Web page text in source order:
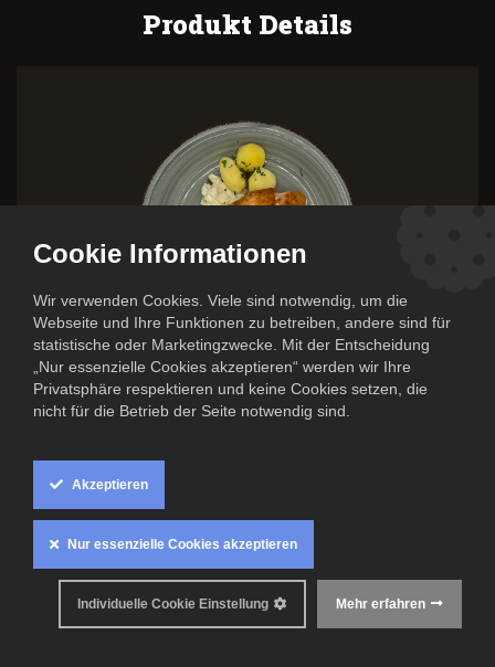
Produkt Details
Lachsfilet auf getrüffeltem
Rahmkohlrabi mit Salzkartoffeln
13,50€
Inkl. MwSt. zzgl.Versandkosten
0
Cookie Informationen
Wir verwenden Cookies. Viele sind notwendig, um die
Webseite und Ihre Funktionen zu betreiben, andere sind für
statistische oder Marketingzwecke. Mit der Entscheidung
„Nur essenzielle Cookies akzeptieren“ werden wir Ihre
Privatsphäre respektieren und keine Cookies setzen, die
nicht für die Betrieb der Seite notwendig sind.
Akzeptieren
Nur essenzielle Cookies akzeptieren
Mehr erfahren
Individuelle Cookie Einstellung